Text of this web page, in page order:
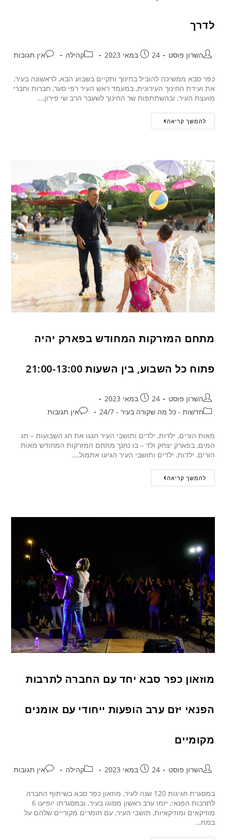
לדרך
השרון פוסט 24 במאי 2023 קהילה אין תגובות
כפר סבא ממשיכה להוביל בחינוך ותקיים בשבוע הבא, לראשונה בעיר,
את ועידת החינוך העירונית, במעמד ראש העיר רפי סער, חברות וחברי
מועצת העיר, ובהשתתפות שר החינוך לשעבר הרב שי פירון,…
להמשך קריאה
מתחם המזרקות המחודש בפארק יהיה
פתוח כל השבוע, בין השעות 21:00-13:00
השרון פוסט
24 במאי 2023
חדשות - כל מה שקורה בעיר - 24/7
אין תגובות
מאות הורים, ילדות, ילדים ותושבי העיר חגגו את חג השבועות – חג
המים, בפארק יצחק ולד – בו נחנך מתחם המזרקות המחודש מאות
הורים, ילדות, ילדים ותושבי העיר הגיעו אתמול,…
להמשך קריאה
מוזאון כפר סבא יחד עם החברה לתרבות
הפנאי יזם ערב הופעות ייחודי עם אומנים
מקומיים
השרון פוסט 24 במאי 2023 קהילה אין תגובות
במסגרת חגיגות 120 שנה לעיר, מוזאון כפר סבא בשיתוף החברה
לתרבות הפנאי, יזמו ערב ראשון מסוגו בעיר, ובמסגרתו יופיעו 6
מוזיקאים ומוזיקאיות, תושבי העיר, עם חומרים מקוריים שלהם על
במת…